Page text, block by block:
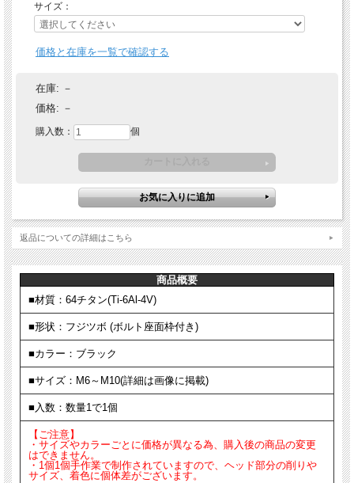
サイズ：
価格と在庫を一覧で確認する
在庫: －
価格: －
購入数： 個
返品についての詳細はこちら
商品概要
■材質：64チタン(Ti-6Al-4V)
■形状：フジツボ (ボルト座面枠付き)
■カラー：ブラック
■サイズ：M6～M10(詳細は画像に掲載)
■入数：数量1で1個
【ご注意】
・サイズやカラーごとに価格が異なる為、購入後の商品の変更
はできません。
・1個1個手作業で制作されていますので、ヘッド部分の削りや
サイズ、着色に個体差がございます。